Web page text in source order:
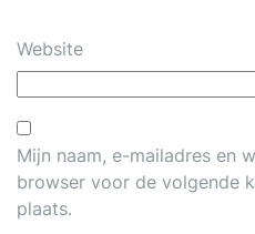
Website
Mijn naam, e-mailadres en
browser voor de volgende
plaats.